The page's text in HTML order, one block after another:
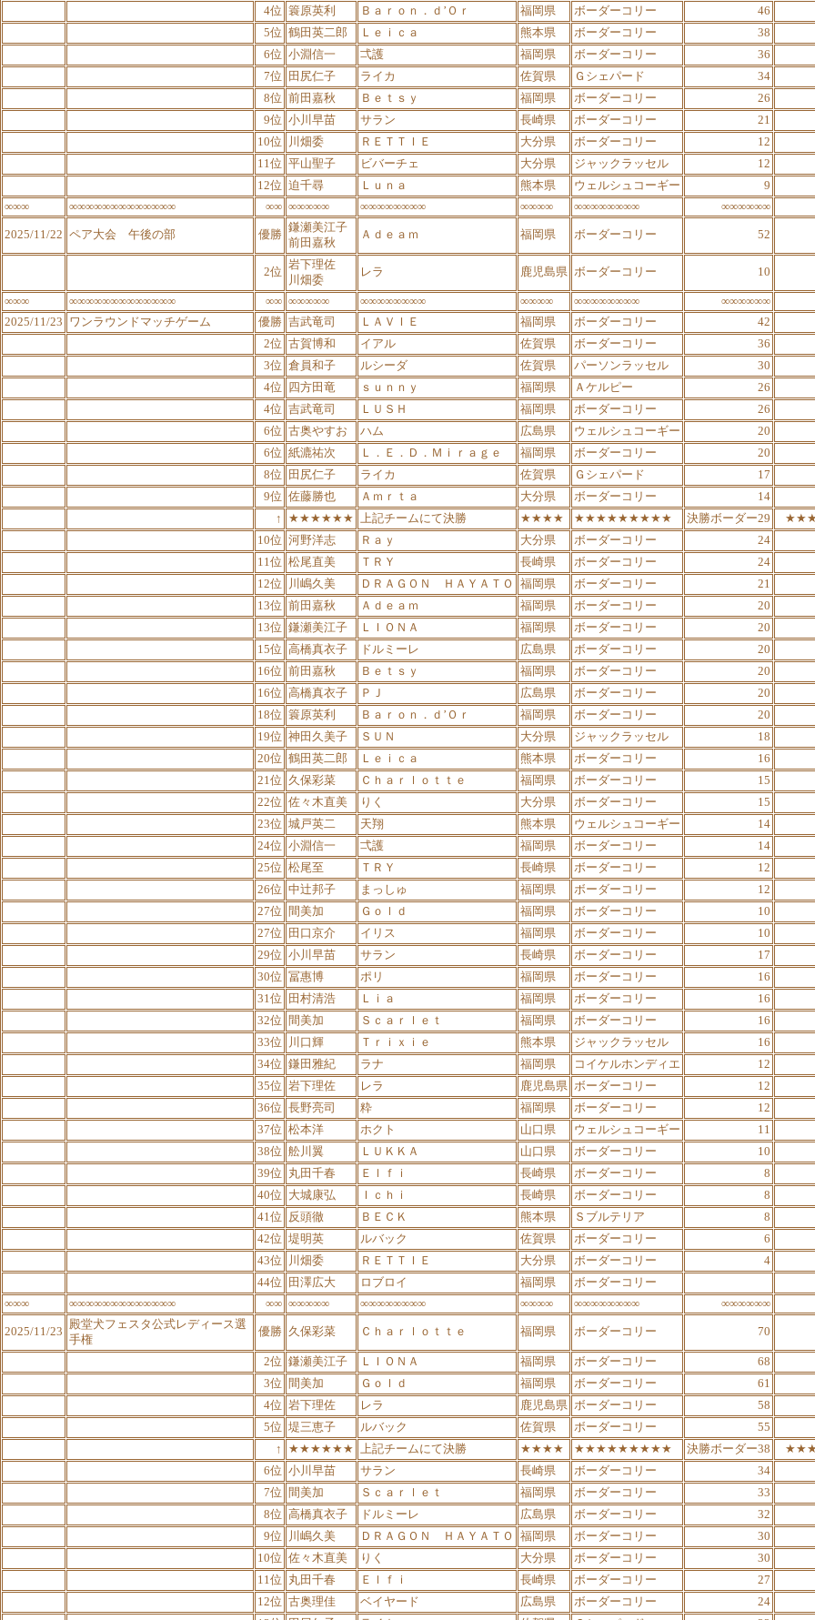
4位 簑原英利 Ｂａｒｏｎ．ｄ’Ｏｒ 福岡県 ボーダーコリー 46
5位 鶴田英二郎 Ｌｅｉｃａ 熊本県 ボーダーコリー 38
6位 小淵信一 弌護 福岡県 ボーダーコリー 36
7位
田尻仁子 ライカ 佐賀県 Ｇシェパード 34
8位 前田嘉秋 Ｂｅｔｓｙ 福岡県 ボーダーコリー 26
9位 小川早苗 サラン 長崎県 ボーダーコリー 21
10位
川畑委 ＲＥＴＴＩＥ 大分県 ボーダーコリー 12
11位 平山聖子 ビバーチェ 大分県 ジャックラッセル 12
12位 迫千尋 Ｌｕｎａ 熊本県 ウェルシュコーギー 9
∞∞∞
∞∞∞∞∞∞∞∞∞∞∞∞∞ ∞∞ ∞∞∞∞∞ ∞∞∞∞∞∞∞∞ ∞∞∞∞ ∞∞∞∞∞∞∞∞ ∞∞∞∞∞∞
2025/11/22 ペア大会 午後の部 優勝
鎌瀬美江子
前田嘉秋
Ａｄｅａｍ 福岡県 ボーダーコリー 52
2位
岩下理佐
川畑委
レラ 鹿児島県 ボーダーコリー 10
∞∞∞ ∞∞∞∞∞∞∞∞∞∞∞∞∞ ∞∞ ∞∞∞∞∞ ∞∞∞∞∞∞∞∞ ∞∞∞∞ ∞∞∞∞∞∞∞∞ ∞∞∞∞∞∞
2025/11/23
ワンラウンドマッチゲーム 優勝 吉武竜司 ＬＡＶＩＥ 福岡県 ボーダーコリー 42
2位 古賀博和 イアル 佐賀県 ボーダーコリー 36
3位 倉員和子 ルシーダ 佐賀県 パーソンラッセル 30
4位
四方田竜 ｓｕｎｎｙ 福岡県 Ａケルピー 26
4位 吉武竜司 ＬＵＳＨ 福岡県 ボーダーコリー 26
6位 古奥やすお ハム 広島県 ウェルシュコーギー 20
6位 紙漉祐次 Ｌ．Ｅ．Ｄ．Ｍｉｒａｇｅ 福岡県 ボーダーコリー 20
8位
田尻仁子 ライカ 佐賀県 Ｇシェパード 17
9位 佐藤勝也 Ａｍｒｔａ 大分県 ボーダーコリー 14
↑
★★★★★★ 上記チームにて決勝 ★★★★ ★★★★★★★★★ 決勝ボーダー29
10位 河野洋志 Ｒａｙ 大分県 ボーダーコリー 24
11位 松尾直美 ＴＲＹ 長崎県 ボーダーコリー 24
12位
川嶋久美 ＤＲＡＧＯＮ ＨＡＹＡＴＯ 福岡県 ボーダーコリー 21
13位 前田嘉秋 Ａｄｅａｍ 福岡県 ボーダーコリー 20
13位 鎌瀬美江子 ＬＩＯＮＡ 福岡県 ボーダーコリー 20
15位
高橋真衣子 ドルミーレ 広島県 ボーダーコリー 20
16位 前田嘉秋 Ｂｅｔｓｙ 福岡県 ボーダーコリー 20
16位
高橋真衣子 ＰＪ 広島県 ボーダーコリー 20
18位 簑原英利 Ｂａｒｏｎ．ｄ’Ｏｒ 福岡県 ボーダーコリー 20
19位 神田久美子 ＳＵＮ 大分県 ジャックラッセル 18
20位 鶴田英二郎 Ｌｅｉｃａ 熊本県 ボーダーコリー 16
21位
久保彩菜 Ｃｈａｒｌｏｔｔｅ 福岡県 ボーダーコリー 15
22位 佐々木直美 りく 大分県 ボーダーコリー 15
23位 城戸英二 天翔 熊本県 ウェルシュコーギー 14
24位 小淵信一 弌護 福岡県 ボーダーコリー 14
25位 松尾至 ＴＲＹ 長崎県 ボーダーコリー 12
26位 中辻邦子 まっしゅ 福岡県 ボーダーコリー 12
27位
間美加 Ｇｏｌｄ 福岡県 ボーダーコリー 10
27位
田口京介 イリス 福岡県 ボーダーコリー 10
29位 小川早苗 サラン 長崎県 ボーダーコリー 17
30位 冨惠博 ポリ 福岡県 ボーダーコリー 16
31位
田村清浩 Ｌｉａ 福岡県 ボーダーコリー 16
32位
間美加 Ｓｃａｒｌｅｔ 福岡県 ボーダーコリー 16
33位
川口輝 Ｔｒｉｘｉｅ 熊本県 ジャックラッセル 16
34位 鎌田雅紀 ラナ 福岡県 コイケルホンディエ 12
35位 岩下理佐 レラ 鹿児島県 ボーダーコリー 12
36位 長野亮司 粋 福岡県 ボーダーコリー 12
37位 松本洋 ホクト 山口県 ウェルシュコーギー 11
38位 舩川翼 ＬＵＫＫＡ 山口県 ボーダーコリー 10
39位
丸田千春 Ｅｌｆｉ 長崎県 ボーダーコリー 8
40位
大城康弘 Ｉｃｈｉ 長崎県 ボーダーコリー 8
41位
反頭徹 ＢＥＣＫ 熊本県 Ｓブルテリア 8
42位 堤明英 ルバック 佐賀県 ボーダーコリー 6
43位
川畑委 ＲＥＴＴＩＥ 大分県 ボーダーコリー 4
44位
田澤広大 ロブロイ 福岡県 ボーダーコリー
∞∞∞
∞∞∞∞∞∞∞∞∞∞∞∞∞ ∞∞ ∞∞∞∞∞ ∞∞∞∞∞∞∞∞ ∞∞∞∞ ∞∞∞∞∞∞∞∞ ∞∞∞∞∞∞
2025/11/23
殿堂犬フェスタ公式レディース選
手権
優勝 久保彩菜 Ｃｈａｒｌｏｔｔｅ 福岡県 ボーダーコリー 70
2位 鎌瀬美江子 ＬＩＯＮＡ 福岡県 ボーダーコリー 68
3位
間美加 Ｇｏｌｄ 福岡県 ボーダーコリー 61
4位 岩下理佐 レラ 鹿児島県 ボーダーコリー 58
5位 堤三恵子 ルバック 佐賀県 ボーダーコリー 55
↑
★★★★★★ 上記チームにて決勝 ★★★★ ★★★★★★★★★ 決勝ボーダー38
6位 小川早苗 サラン 長崎県 ボーダーコリー 34
7位
間美加 Ｓｃａｒｌｅｔ 福岡県 ボーダーコリー 33
8位
高橋真衣子 ドルミーレ 広島県 ボーダーコリー 32
9位
川嶋久美 ＤＲＡＧＯＮ ＨＡＹＡＴＯ 福岡県 ボーダーコリー 30
10位 佐々木直美 りく 大分県 ボーダーコリー 30
11位
丸田千春 Ｅｌｆｉ 長崎県 ボーダーコリー 27
12位 古奥理佳 ベイヤード 広島県 ボーダーコリー 24